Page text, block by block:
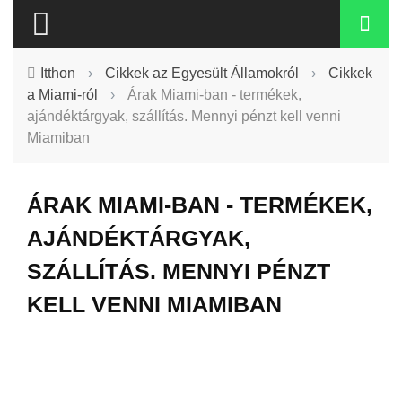
Itthon › Cikkek az Egyesült Államokról ›
Cikkek
a Miami-ról
›
Árak Miami-ban - termékek,
ajándéktárgyak, szállítás. Mennyi pénzt kell venni
Miamiban
ÁRAK MIAMI-BAN - TERMÉKEK,
AJÁNDÉKTÁRGYAK,
SZÁLLÍTÁS. MENNYI PÉNZT
KELL VENNI MIAMIBAN